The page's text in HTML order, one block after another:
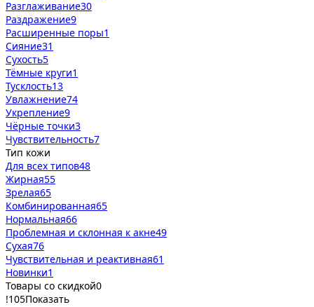
Разглаживание30
Раздражение9
Расширенные поры1
Сияние31
Сухость5
Тёмные круги1
Тусклость13
Увлажнение74
Укрепление9
Чёрные точки3
Чувствительность7
Тип кожи
Для всех типов48
Жирная55
Зрелая65
Комбинированная65
Нормальная66
Проблемная и склонная к акне49
Сухая76
Чувствительная и реактивная61
Новинки1
Товары со скидкой0
!105Показать